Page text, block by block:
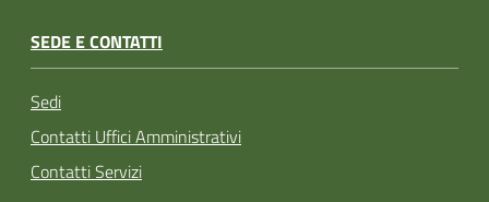
SEDE E CONTATTI
Sedi
Contatti Uffici Amministrativi
Contatti Servizi